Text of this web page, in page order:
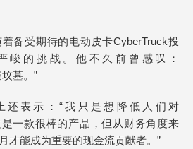
备受期待的电动皮卡CyberTruck投
峻的挑战。他不久前曾感叹：
墓。”
还表示：“我只是想降低人们对
一款很棒的产品，但从财务角度来
才能成为重要的现金流贡献者。”